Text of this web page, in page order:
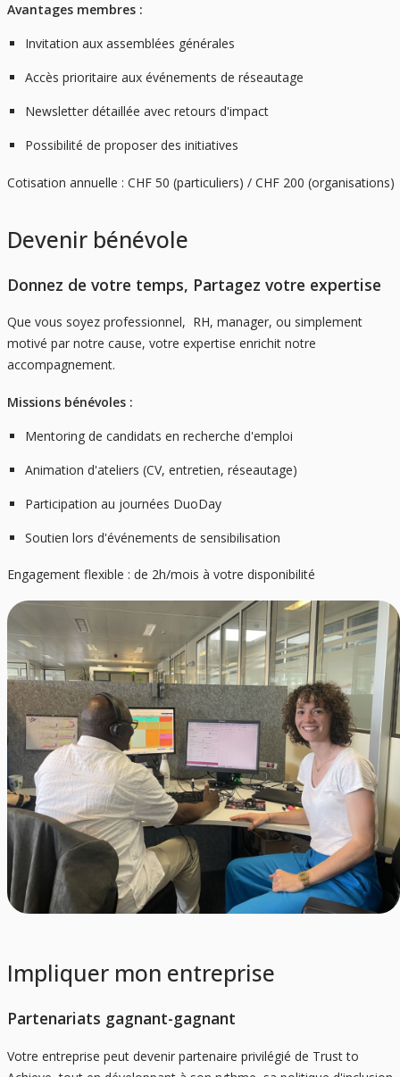
Avantages membres :
Invitation aux assemblées générales
Accès prioritaire aux événements de réseautage
Newsletter détaillée avec retours d'impact
Possibilité de proposer des initiatives
Cotisation annuelle : CHF 50 (particuliers) / CHF 200 (organisations)
Devenir bénévole
Donnez de votre temps, Partagez votre expertise
Que vous soyez professionnel, RH, manager, ou simplement
motivé par notre cause, votre expertise enrichit notre
accompagnement.
Missions bénévoles :
Mentoring de candidats en recherche d'emploi
Animation d'ateliers (CV, entretien, réseautage)
Participation au journées DuoDay
Soutien lors d'événements de sensibilisation
Engagement flexible : de 2h/mois à votre disponibilité
Impliquer mon entreprise
Partenariats gagnant-gagnant
Votre entreprise peut devenir partenaire privilégié de Trust to